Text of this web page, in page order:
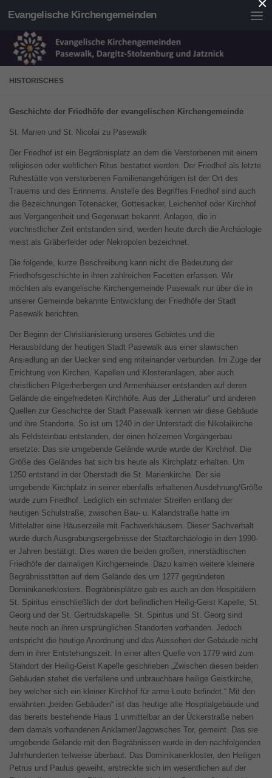
Unter dem Inhalt
Evangelische Kirchengemeinden
HISTORISCHES
Geschichte der Friedhöfe der evangelischen Kirchengemeinde
St. Marien und St. Nicolai zu Pasewalk
Der Friedhof ist ein Begräbnisplatz an dem die Verstorbenen mit einem
religiösen oder weltlichen Ritus bestattet werden. Der Friedhof als letzte
Ruhestätte von verstorbenen Familienangehörigen ist der Ort des
Trauerns und des Erinnerns. Anstelle des Begriffes Friedhof sind auch
die Bezeichnungen Totenacker, Gottesacker, Leichenhof oder Kirchhof
aus Vergangenheit und Gegenwart bekannt. Anlagen, die in
vorchristlicher Zeit entstanden sind, werden heute durch die Archäologie
meist als Gräberfelder oder Nekropolen bezeichnet.
Die folgende, kurze Beschreibung kann nicht die Bedeutung der
Friedhofsgeschichte in ihren zahlreichen Facetten erfassen. Wir
möchten als evangelische Kirchengemeinde Pasewalk nur über die in
unserer Gemeinde bekannte Entwicklung der Friedhöfe der Stadt
Pasewalk berichten.
Der Beginn der Christianisierung unseres Gebietes und die
Herausbildung der heutigen Stadt Pasewalk aus einer slawischen
Ansiedlung an der Uecker sind eng miteinander verbunden. Im Zuge der
Errichtung von Kirchen, Kapellen und Klosteranlagen, aber auch
christlichen Pilgerherbergen und Armenhäuser entstanden auf deren
Gelände die eingefriedeten Kirchhöfe. Aus der „Litheratur“ und anderen
Quellen zur Geschichte der Stadt Pasewalk kennen wir diese Gebäude
und ihre Standorte. So ist um 1240 in der Unterstadt die Nikolaikirche
als Feldsteinbau entstanden, der einen hölzernen Vorgängerbau
ersetzte. Das sie umgebende Gelände wurde wurde der Kirchhof. Die
Größe des Geländes hat sich bis heute als Kirchplatz erhalten. Um
1250 entstand in der Oberstadt die St. Marienkirche. Der sie
umgebende Kirchplatz in seiner ebenfalls erhaltenen Ausdehnung/Größe
wurde zum Friedhof. Lediglich ein schmaler Streifen entlang der
heutigen Schulstraße, zwischen Bau- u. Kalandstraße hatte im
Mittelalter eine Häuserzeile mit Fachwerkhäusern. Dieser Sachverhalt
wurde durch Ausgrabungsergebnisse der Stadtarchäologie in den 1990-
er Jahren bestätigt. Dies waren die beiden großen, innerstädtischen
Friedhöfe der damaligen Kirchgemeinde. Dazu kamen weitere kleinere
Begräbnisstätten auf dem Gelände des um 1277 gegründeten
Dominikanerklosters. Begräbnisplätze gab es auch an den Hospitälern
St. Spiritus einschließlich der dort befindlichen Heilig-Geist Kapelle, St.
Georg und der St. Gertrudskapelle. St. Spiritus und St. Georg sind
heute noch an ihren ursprünglichen Standorten vorhanden. Jedoch
entspricht die heutige Anordnung und das Aussehen der Gebäude nicht
dem in ihrer Entstehungszeit. In einer alten Quelle von 1779 wird zum
Standort der Heilig-Geist Kapelle geschrieben „Zwischen diesen beiden
Gebäuden stehet die verfallene und unbrauchbare heilige Geistkirche,
bey welcher sich ein kleiner Kirchhof für arme Leute befindet.“ Mit den
erwähnten „beiden Gebäuden“ ist das heutige alte Hospitalgebäude und
das bereits bestehende Haus 1 unmittelbar an der Ückerstraße neben
dem damals vorhandenen Anklamer/Jagowsches Tor, gemeint. Das sie
umgebende Gelände mit den Begräbnissen wurde in den nachfolgenden
Jahrhunderten teilweise überbaut. Das Dominikanerkloster, den Heiligen
Petrus und Paulus geweiht, erstreckte sich im wesentlichen auf der